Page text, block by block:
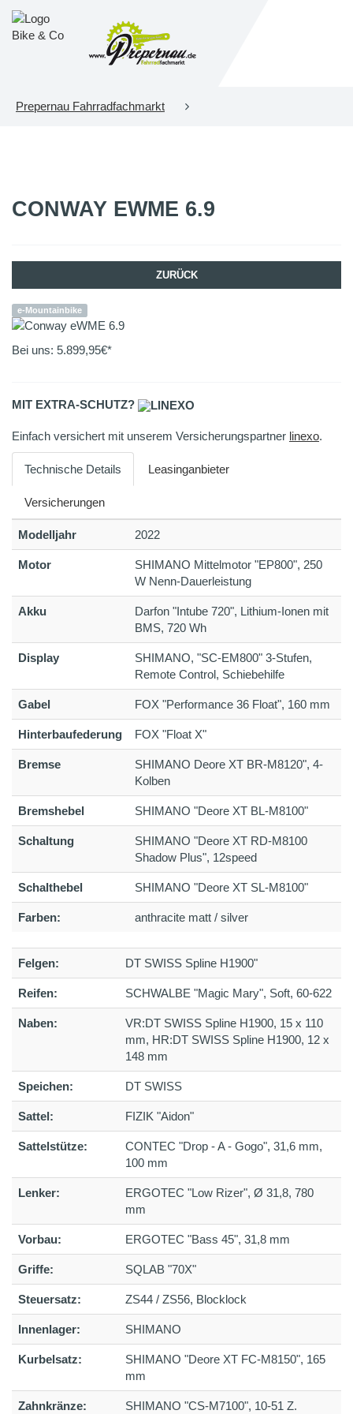
Prepernau Fahrradfachmarkt
CONWAY EWME 6.9
ZURÜCK
e-Mountainbike
Bei uns: 5.899,95€*
MIT EXTRA-SCHUTZ?
Einfach versichert mit unserem Versicherungspartner linexo.
Technische Details Leasinganbieter
Versicherungen
Modelljahr 2022
Motor
SHIMANO Mittelmotor "EP800", 250
W Nenn-Dauerleistung
Akku
Darfon "Intube 720", Lithium-Ionen mit
BMS, 720 Wh
Display
SHIMANO, "SC-EM800" 3-Stufen,
Remote Control, Schiebehilfe
Gabel FOX "Performance 36 Float", 160 mm
Hinterbaufederung FOX "Float X"
Bremse
SHIMANO Deore XT BR-M8120", 4-
Kolben
Bremshebel SHIMANO "Deore XT BL-M8100"
Schaltung
SHIMANO "Deore XT RD-M8100
Shadow Plus", 12speed
Schalthebel SHIMANO "Deore XT SL-M8100"
Farben: anthracite matt / silver
Felgen: DT SWISS Spline H1900"
Reifen: SCHWALBE "Magic Mary", Soft, 60-622
Naben:
VR:DT SWISS Spline H1900, 15 x 110
mm, HR:DT SWISS Spline H1900, 12 x
148 mm
Speichen: DT SWISS
Sattel: FIZIK "Aidon"
Sattelstütze:
CONTEC "Drop - A - Gogo", 31,6 mm,
100 mm
Lenker:
ERGOTEC "Low Rizer", Ø 31,8, 780
mm
Vorbau: ERGOTEC "Bass 45", 31,8 mm
Griffe: SQLAB "70X"
Steuersatz: ZS44 / ZS56, Blocklock
Innenlager: SHIMANO
Kurbelsatz:
SHIMANO "Deore XT FC-M8150", 165
mm
Zahnkränze: SHIMANO "CS-M7100", 10-51 Z.